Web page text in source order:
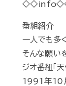
番組紹介
一人でも多
そんな願い
ジオ番組「
1991年10